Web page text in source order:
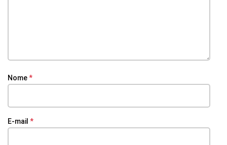
Nome*
E-mail *